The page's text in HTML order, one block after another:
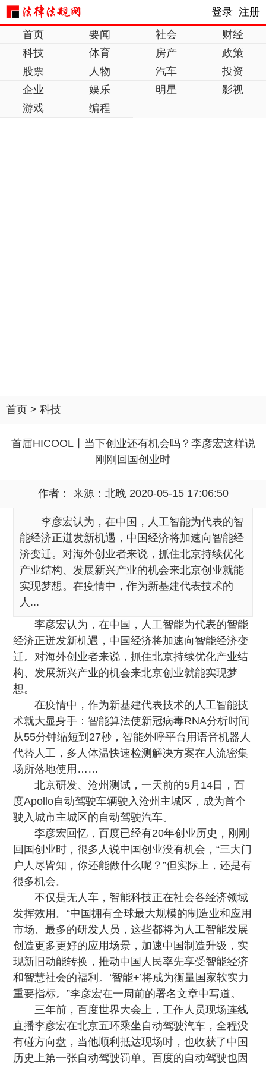
登录 注册
首页
要闻 社会
财经
科技
体育 房产
政策
股票
人物 汽车
投资
企业
娱乐 明星
影视
游戏
编程
首页 > 科技
首届HICOOL丨当下创业还有机会吗？李彦宏这样说
刚刚回国创业时
作者： 来源： 北晚2020-05-15 17:06:50
李彦宏认为，在中国，人工智能为代表的智
能经济正迸发新机遇，中国经济将加速向智能经
济变迁。对海外创业者来说，抓住北京持续优化
产业结构、发展新兴产业的机会来北京创业就能
实现梦想。在疫情中，作为新基建代表技术的
人...
李彦宏认为，在中国，人工智能为代表的智能
经济正迸发新机遇，中国经济将加速向智能经济变
迁。对海外创业者来说，抓住北京持续优化产业结
构、发展新兴产业的机会来北京创业就能实现梦
想。
在疫情中，作为新基建代表技术的人工智能技
术就大显身手：智能算法使新冠病毒RNA分析时间
从55分钟缩短到27秒，智能外呼平台用语音机器人
代替人工，多人体温快速检测解决方案在人流密集
场所落地使用……
北京研发、沧州测试，一天前的5月14日，百
度Apollo自动驾驶车辆驶入沧州主城区，成为首个
驶入城市主城区的自动驾驶汽车。
李彦宏回忆，百度已经有20年创业历史，刚刚
回国创业时，很多人说中国创业没有机会，“三大门
户人尽皆知，你还能做什么呢？”但实际上，还是有
很多机会。
不仅是无人车，智能科技正在社会各经济领域
发挥效用。“中国拥有全球最大规模的制造业和应用
市场、最多的研发人员，这些都将为人工智能发展
创造更多更好的应用场景，加速中国制造升级，实
现新旧动能转换，推动中国人民率先享受智能经济
和智慧社会的福利。‘智能+’将成为衡量国家软实力
重要指标。”李彦宏在一周前的署名文章中写道。
三年前，百度世界大会上，工作人员现场连线
直播李彦宏在北京五环乘坐自动驾驶汽车，全程没
有碰方向盘，当他顺利抵达现场时，也收获了中国
历史上第一张自动驾驶罚单。百度的自动驾驶也因